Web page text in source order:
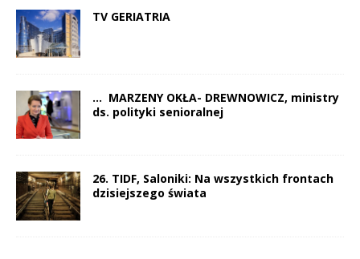
TV GERIATRIA
… MARZENY OKŁA- DREWNOWICZ, ministry
ds. polityki senioralnej
26. TIDF, Saloniki: Na wszystkich frontach
dzisiejszego świata